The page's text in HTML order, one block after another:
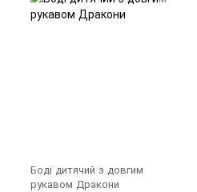
Боді дитячий з довгим
рукавом Дракони